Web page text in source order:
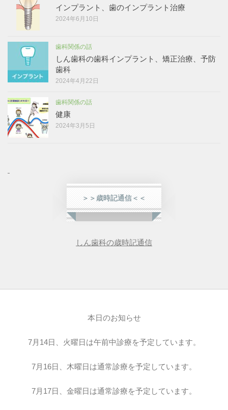
インプラント、歯のインプラント治療
2024年6月10日
歯科関係の話
しん歯科の歯科インプラント、矯正治療、予防
歯科
2024年4月22日
歯科関係の話
健康
2024年3月5日
＞＞歳時記通信＜＜
しん歯科の歳時記通信
本日のお知らせ
7月14日、火曜日は午前中診療を予定しています。
7月16日、木曜日は通常診療を予定しています。
7月17日、金曜日は通常診療を予定しています。